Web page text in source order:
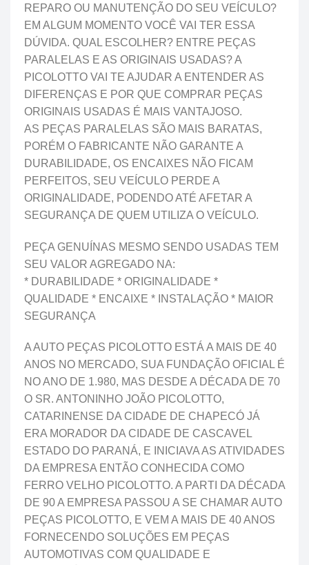
REPARO OU MANUTENÇÃO DO SEU VEÍCULO?
EM ALGUM MOMENTO VOCÊ VAI TER ESSA
DÚVIDA. QUAL ESCOLHER? ENTRE PEÇAS
PARALELAS E AS ORIGINAIS USADAS? A
PICOLOTTO VAI TE AJUDAR A ENTENDER AS
DIFERENÇAS E POR QUE COMPRAR PEÇAS
ORIGINAIS USADAS É MAIS VANTAJOSO.
AS PEÇAS PARALELAS SÃO MAIS BARATAS,
PORÉM O FABRICANTE NÃO GARANTE A
DURABILIDADE, OS ENCAIXES NÃO FICAM
PERFEITOS, SEU VEÍCULO PERDE A
ORIGINALIDADE, PODENDO ATÉ AFETAR A
SEGURANÇA DE QUEM UTILIZA O VEÍCULO.
PEÇA GENUÍNAS MESMO SENDO USADAS TEM
SEU VALOR AGREGADO NA:
* DURABILIDADE * ORIGINALIDADE *
QUALIDADE * ENCAIXE * INSTALAÇÃO * MAIOR
SEGURANÇA
A AUTO PEÇAS PICOLOTTO ESTÁ A MAIS DE 40
ANOS NO MERCADO, SUA FUNDAÇÃO OFICIAL É
NO ANO DE 1.980, MAS DESDE A DÉCADA DE 70
O SR. ANTONINHO JOÃO PICOLOTTO,
CATARINENSE DA CIDADE DE CHAPECÓ JÁ
ERA MORADOR DA CIDADE DE CASCAVEL
ESTADO DO PARANÁ, E INICIAVA AS ATIVIDADES
DA EMPRESA ENTÃO CONHECIDA COMO
FERRO VELHO PICOLOTTO. A PARTI DA DÉCADA
DE 90 A EMPRESA PASSOU A SE CHAMAR AUTO
PEÇAS PICOLOTTO, E VEM A MAIS DE 40 ANOS
FORNECENDO SOLUÇÕES EM PEÇAS
AUTOMOTIVAS COM QUALIDADE E